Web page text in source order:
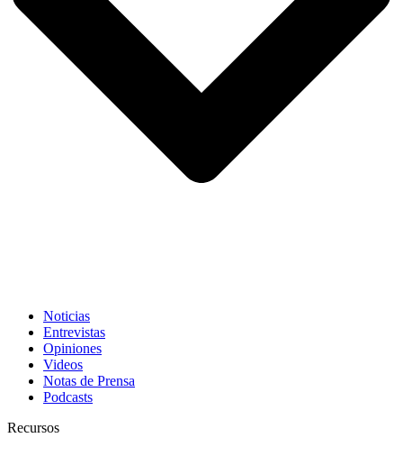
Noticias
Entrevistas
Opiniones
Videos
Notas de Prensa
Podcasts
Recursos